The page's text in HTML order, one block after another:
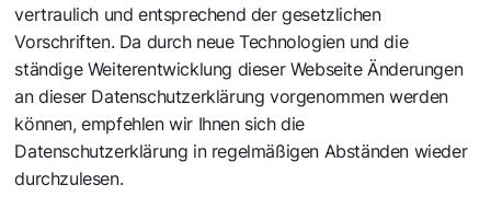
vertraulich und entsprechend der gesetzlichen
Vorschriften. Da durch neue Technologien und die
ständige Weiterentwicklung dieser Webseite Änderungen
an dieser Datenschutzerklärung vorgenommen werden
können, empfehlen wir Ihnen sich die
Datenschutzerklärung in regelmäßigen Abständen wieder
durchzulesen.